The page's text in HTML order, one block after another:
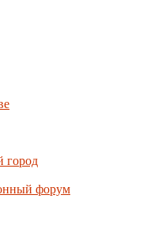
город
форум